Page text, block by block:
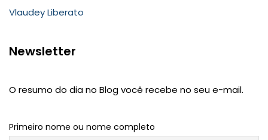
Vlaudey Liberato
Newsletter
O resumo do dia no Blog você recebe no seu e-mail.
Primeiro nome ou nome completo